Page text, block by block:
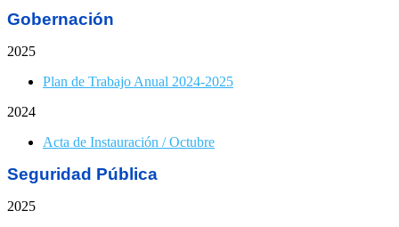
Gobernación
2025
Plan de Trabajo Anual 2024-2025
2024
Acta de Instauración / Octubre
Seguridad Pública
2025